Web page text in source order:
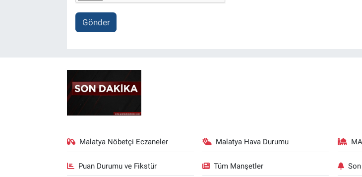
Gönder
Malatya Nöbetçi Eczaneler Malatya Hava Durumu
Puan Durumu ve Fikstür Tüm Manşetler